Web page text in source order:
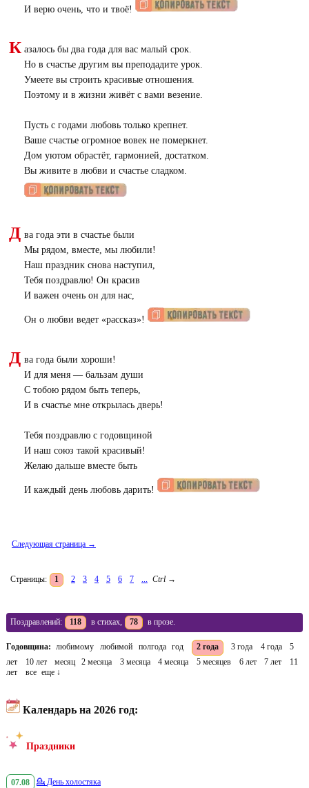
И верю очень, что и твоё!
К азалось бы два года для вас малый срок.
Но в счастье другим вы преподадите урок.
Умеете вы строить красивые отношения.
Поэтому и в жизни живёт с вами везение.
Пусть с годами любовь только крепнет.
Ваше счастье огромное вовек не померкнет.
Дом уютом обрастёт, гармонией, достатком.
Вы живите в любви и счастье сладком.
Д ва года эти в счастье были
Мы рядом, вместе, мы любили!
Наш праздник снова наступил,
Тебя поздравлю! Он красив
И важен очень он для нас,
Он о любви ведет «рассказ»!
Д ва года были хороши!
И для меня — бальзам души
С тобою рядом быть теперь,
И в счастье мне открылась дверь!
Тебя поздравлю с годовщиной
И наш союз такой красивый!
Желаю дальше вместе быть
И каждый день любовь дарить!
Следующая страница →
Страницы: 1 2 3 4 5 6 7 ... Ctrl →
Поздравлений: 118 в стихах, 78 в прозе.
Годовщина: любимому любимой полгода год 2 года 3 года 4 года
5
лет
10 лет месяц 2 месяца 3 месяца 4 месяца 5 месяцев 6 лет 7 лет
11
лет
все еще ↓
Календарь на 2026 год:
Праздники
07.08 💁 День холостяка